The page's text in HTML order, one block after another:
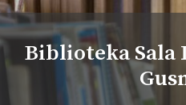
Biblioteka Sala